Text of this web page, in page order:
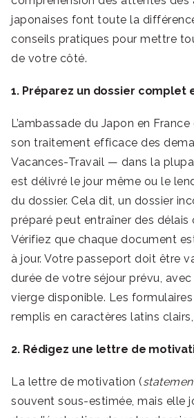
japonaises font toute la
conseils pratiques pour mettre
de votre côté.
1. Préparez un dossier complet
L’ambassade du Japon en
son traitement efficace des
Vacances-Travail — dans la
est délivré le jour même ou le
du dossier. Cela dit, un dossier
préparé peut entraîner des délais
Vérifiez que chaque document
à jour. Votre passeport doit être
durée de votre séjour prévu,
vierge disponible. Les
remplis en caractères latins
2. Rédigez une lettre de
La lettre de motivation (
souvent sous-estimée, mais elle